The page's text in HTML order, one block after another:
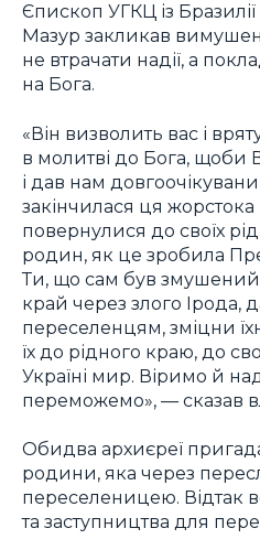
Єпископ УГКЦ із
Мазур закликав
не втрачати надії, а
на Бога.
«Він визволить вас і
в молитві до Бога, щоби
і дав нам
закінчилася ця жорстока
повернулися до своїх
родин, як це зробила
Ти, що сам був змушений
край через злого Ірода,
переселенцям, зміцни
їх до рідного краю, до
Україні мир. Віримо й
переможемо», — сказав
Обидва архиєреї
родини, яка через
переселеницею. Відтак
та заступництва для